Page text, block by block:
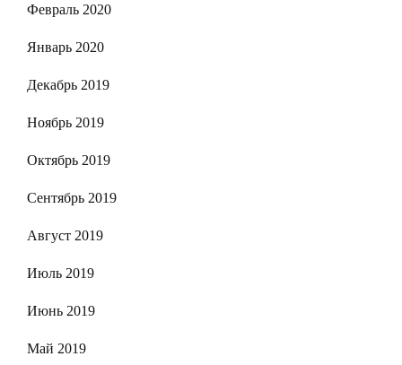
Февраль 2020
Январь 2020
Декабрь 2019
Ноябрь 2019
Октябрь 2019
Сентябрь 2019
Август 2019
Июль 2019
Июнь 2019
Май 2019